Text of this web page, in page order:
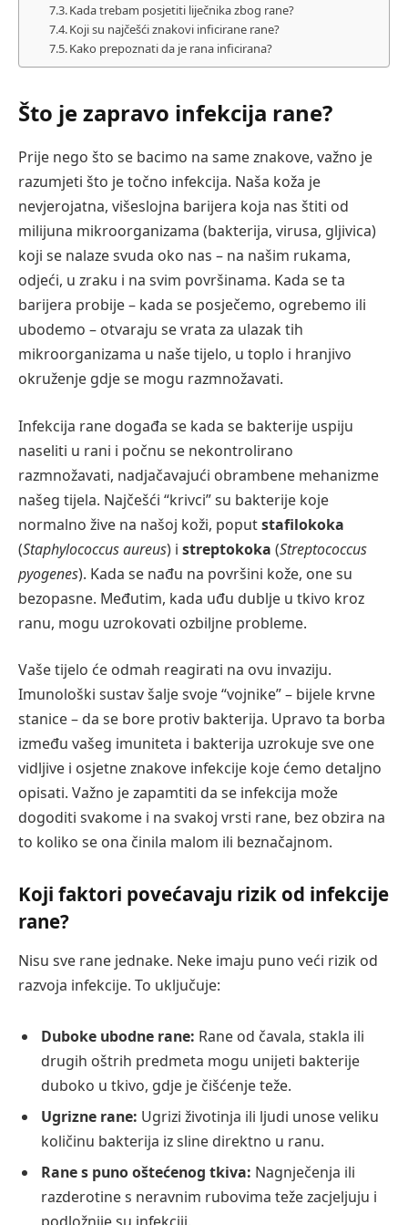
Kada trebam posjetiti liječnika zbog rane?
Koji su najčešći znakovi inficirane rane?
Kako prepoznati da je rana inficirana?
Što je zapravo infekcija rane?
Prije nego što se bacimo na same znakove, važno je
razumjeti što je točno infekcija. Naša koža je
nevjerojatna, višeslojna barijera koja nas štiti od
milijuna mikroorganizama (bakterija, virusa, gljivica)
koji se nalaze svuda oko nas – na našim rukama,
odjeći, u zraku i na svim površinama. Kada se ta
barijera probije – kada se posječemo, ogrebemo ili
ubodemo – otvaraju se vrata za ulazak tih
mikroorganizama u naše tijelo, u toplo i hranjivo
okruženje gdje se mogu razmnožavati.
Infekcija rane događa se kada se bakterije uspiju
naseliti u rani i počnu se nekontrolirano
razmnožavati, nadjačavajući obrambene mehanizme
našeg tijela. Najčešći “krivci” su bakterije koje
normalno žive na našoj koži, poputstafilokoka
(Staphylococcus aureus) i streptokoka (Streptococcus
pyogenes). Kada se nađu na površini kože, one su
bezopasne. Međutim, kada uđu dublje u tkivo kroz
ranu, mogu uzrokovati ozbiljne probleme.
Vaše tijelo će odmah reagirati na ovu invaziju.
Imunološki sustav šalje svoje “vojnike” – bijele krvne
stanice – da se bore protiv bakterija. Upravo ta borba
između vašeg imuniteta i bakterija uzrokuje sve one
vidljive i osjetne znakove infekcije koje ćemo detaljno
opisati. Važno je zapamtiti da se infekcija može
dogoditi svakome i na svakoj vrsti rane, bez obzira na
to koliko se ona činila malom ili beznačajnom.
Koji faktori povećavaju rizik od infekcije
rane?
Nisu sve rane jednake. Neke imaju puno veći rizik od
razvoja infekcije. To uključuje:
Duboke ubodne rane: Rane od čavala, stakla ili
drugih oštrih predmeta mogu unijeti bakterije
duboko u tkivo, gdje je čišćenje teže.
Ugrizne rane: Ugrizi životinja ili ljudi unose veliku
količinu bakterija iz sline direktno u ranu.
Rane s puno oštećenog tkiva: Nagnječenja ili
razderotine s neravnim rubovima teže zacjeljuju i